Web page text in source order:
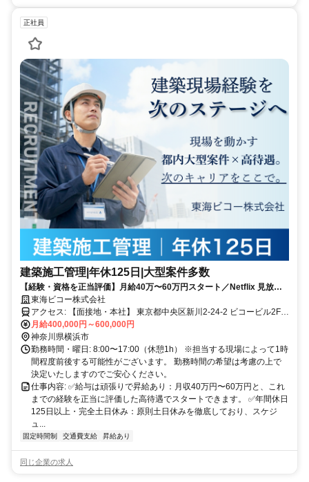
正社員
建築施工管理|年休125日|大型案件多数
【経験・資格を正当評価】月給40万〜60万円スタート／Netflix 見放題
など、独自の福利厚生をご用意
東海ビコー株式会社
アクセス: 【面接地・本社】 東京都中央区新川2-24-2 ビコービル2F
（最寄駅：東京メトロ日比谷線・JR京葉線「八丁堀駅」、東京メト
ロ東西線・日比谷線「茅場町駅」など） ※実際の勤務地は都内中心
の各現場（直行直帰OK）となります。
月給400,000円～600,000円
神奈川県横浜市
勤務時間・曜日: 8:00〜17:00（休憩1h） ※担当する現場によって1時
間程度前後する可能性がございます。 勤務時間の希望は考慮の上で
決定いたしますのでご安心ください。
仕事内容: ✅給与は頑張りで昇給あり：月収40万円〜60万円と、これ
までの経験を正当に評価した高待遇でスタートできます。 ✅年間休日
125日以上・完全土日休み：原則土日休みを徹底しており、スケジ
ュ...
固定時間制 交通費支給 昇給あり
同じ企業の求人